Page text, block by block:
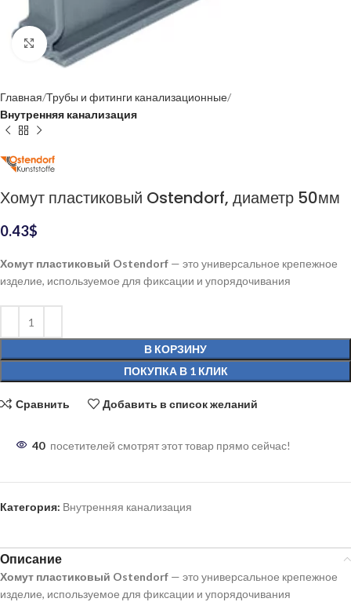
Нажмите, чтобы увеличить
Главная Трубы и фитинги канализационные
Внутренняя канализация
Хомут пластиковый Ostendorf, диаметр 50мм
0.43$
Хомут пластиковый Ostendorf — это универсальное крепежное
изделие, используемое для фиксации и упорядочивания
В КОРЗИНУ
ПОКУПКА В 1 КЛИК
Сравнить Добавить в список желаний
40 посетителей смотрят этот товар прямо сейчас!
Категория: Внутренняя канализация
Описание
Хомут пластиковый Ostendorf — это универсальное крепежное
изделие, используемое для фиксации и упорядочивания